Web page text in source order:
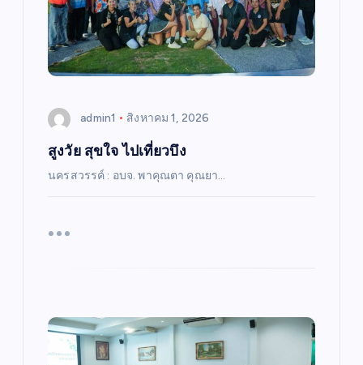
admin1 สิงหาคม 1, 2026
สูงวัย สุขใจ ไปเที่ยวบึง
นครสวรรค์ : อบจ. พาคุณตา คุณยา…